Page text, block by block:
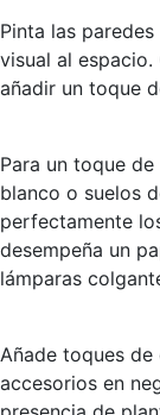
Pinta las
visual al
añadir un toque
Para un toque
blanco o suelos
perfectamente
desempeña un
lámparas
Añade toques
accesorios en